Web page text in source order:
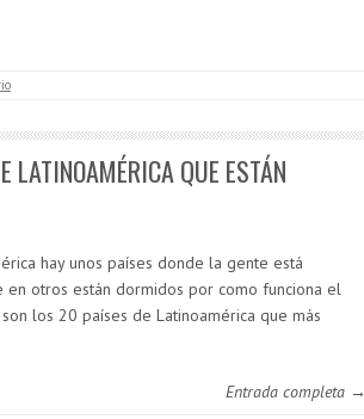
LATINOAMÉRICA QUE ESTÁN
hay unos países donde la gente está
en otros están dormidos por como funciona el
los 20 países de Latinoamérica que más
Entrada completa →